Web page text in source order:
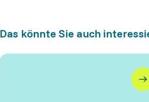
Das könnte Sie auch